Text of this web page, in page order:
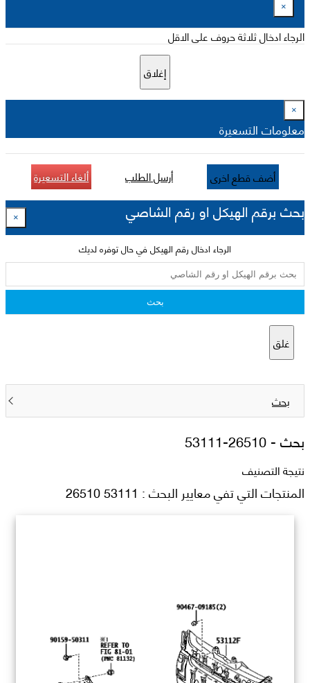
×
الرجاء ادخال ثلاثة حروف على الاقل
إغلاق
×
معلومات التسعيرة
أضف قطع اخرى أرسل الطلب ألغاء التسعيرة
بحث برقم الهيكل او رقم الشاصي ×
الرجاء ادخال رقم الهيكل في حال توفره لديك
بحث
غلق
بحث
بحث -53111-26510
نتيجة التصنيف
المنتجات التي تفي معايير البحث : 53111 26510